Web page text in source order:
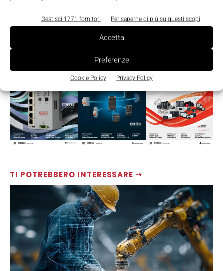
Gestisci 1771 fornitori Per saperne di più su questi scopi
Accetta
Preferenze
Cookie Policy Privacy Policy
LEGGI LA RIVISTA ⇢
TI POTREBBERO INTERESSARE ⇢